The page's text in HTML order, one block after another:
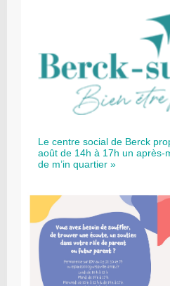
Le centre social de Berck
août de 14h à 17h un après-
de m’in quartier »